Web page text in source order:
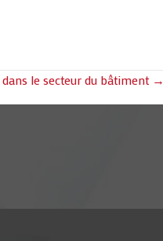
dans le secteur du bâtiment →